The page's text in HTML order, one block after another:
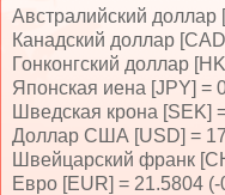
Австралийский доллар
Канадский доллар
Гонконгский доллар
Японская иена [JPY] =
Шведская крона [SEK]
Доллар США [USD] =
Швейцарский франк
Евро [EUR] = 21.5804 (-